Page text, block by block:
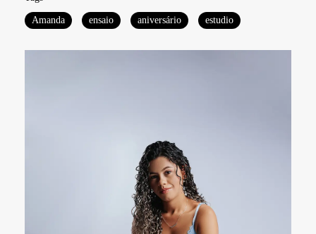
Amanda ensaio aniversário estudio